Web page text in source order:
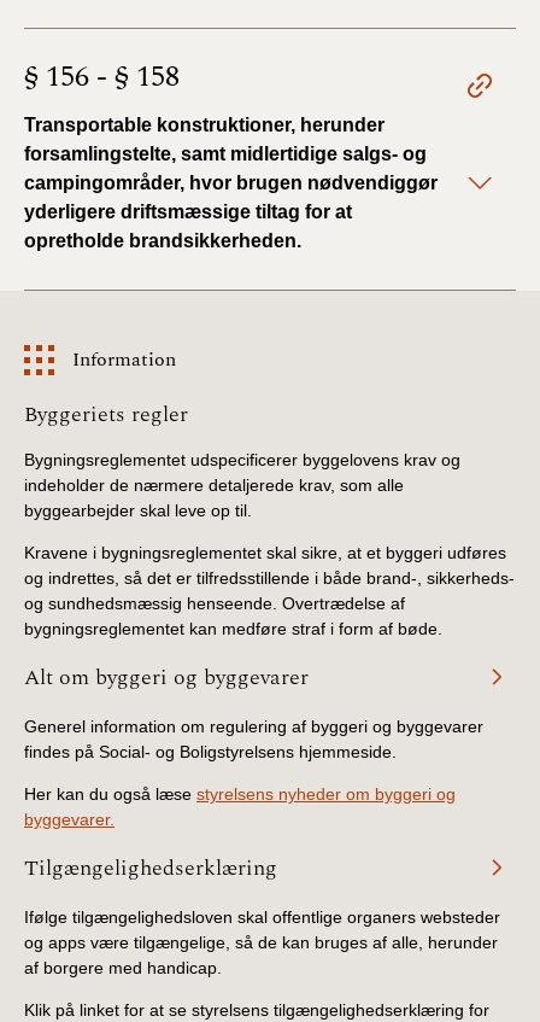
§ 156 - § 158
Transportable konstruktioner, herunder
forsamlingstelte, samt midlertidige salgs- og
campingområder, hvor brugen nødvendiggør
yderligere driftsmæssige tiltag for at
opretholde brandsikkerheden.
Information
Information
Byggeriets regler
Bygningsreglementet udspecificerer byggelovens krav og
indeholder de nærmere detaljerede krav, som alle
byggearbejder skal leve op til.
Kravene i bygningsreglementet skal sikre, at et byggeri udføres
og indrettes, så det er tilfredsstillende i både brand-, sikkerheds-
og sundhedsmæssig henseende. Overtrædelse af
bygningsreglementet kan medføre straf i form af bøde.
Alt om byggeri og byggevarer
Generel information om regulering af byggeri og byggevarer
findes på Social- og Boligstyrelsens hjemmeside.
Her kan du også læse styrelsens nyheder om byggeri og
byggevarer.
Tilgængelighedserklæring
Ifølge tilgængelighedsloven skal offentlige organers websteder
og apps være tilgængelige, så de kan bruges af alle, herunder
af borgere med handicap.
Klik på linket for at se styrelsens tilgængelighedserklæring for